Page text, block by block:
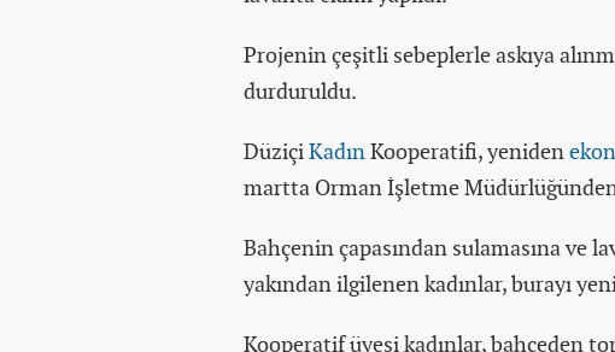
Projenin çeşitli sebeplerle askıya
durduruldu.
DüziçiKadınKooperatifi, yeniden
martta Orman İşletme
Bahçenin çapasından sulamasına ve
yakından ilgilenen kadınlar, burayı
Kooperatif üyesi kadınlar, bahçeden